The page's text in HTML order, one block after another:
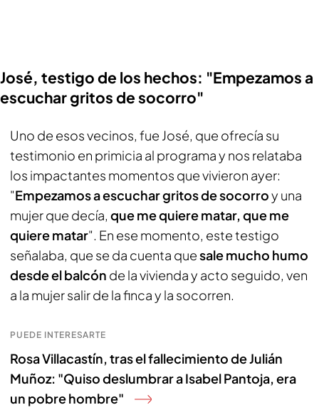
José, testigo de los hechos: "Empezamos a
escuchar gritos de socorro"
Uno de esos vecinos, fue José, que ofrecía su
testimonio en primicia al programa y nos relataba
los impactantes momentos que vivieron ayer:
"Empezamos a escuchar gritos de socorroy una
mujer que decía, que me quiere matar, que me
quiere matar". En ese momento, este testigo
señalaba, que se da cuenta quesale mucho humo
desde el balcón de la vivienda y acto seguido, ven
a la mujer salir de la finca y la socorren.
PUEDE INTERESARTE
Rosa Villacastín, tras el fallecimiento de Julián
Muñoz: "Quiso deslumbrar a Isabel Pantoja, era
un pobre hombre"